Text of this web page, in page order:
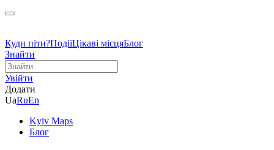
Куди піти?ПодіїЦікаві місцяБлог
Знайти
Увійти
Додати
UaRuEn
Kyiv Maps
Блог